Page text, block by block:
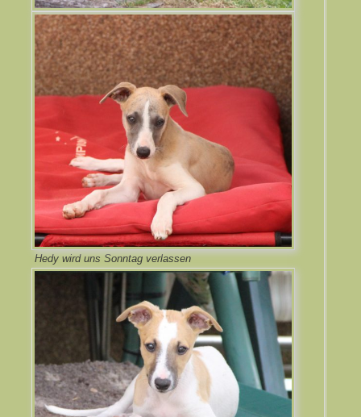
Hedy wird uns Sonntag verlassen